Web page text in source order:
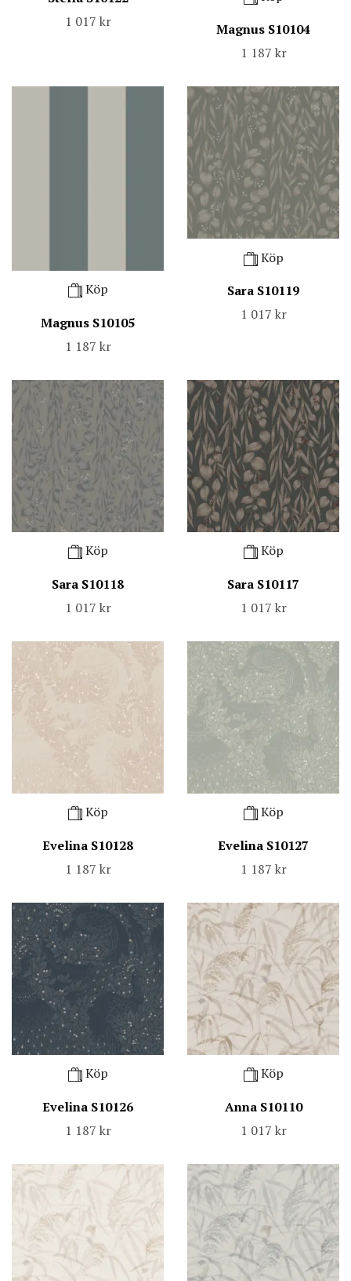
1 017 kr
Magnus S10104
1 187 kr
Köp
Magnus S10105
1 187 kr
Köp
Sara S10119
1 017 kr
Köp
Sara S10118
1 017 kr
Köp
Sara S10117
1 017 kr
Köp
Evelina S10128
1 187 kr
Köp
Evelina S10127
1 187 kr
Köp
Evelina S10126
1 187 kr
Köp
Anna S10110
1 017 kr